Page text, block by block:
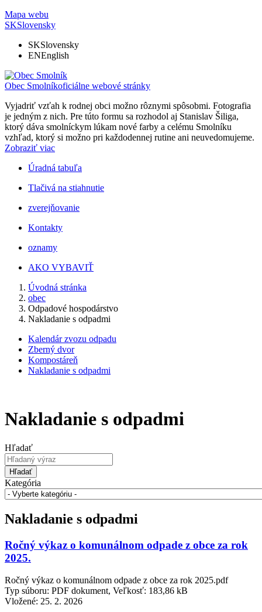
Mapa webu
SKSlovensky
SKSlovensky
ENEnglish
Obec Smolníkoficiálne webové stránky
Vyjadriť vzťah k rodnej obci možno rôznymi spôsobmi. Fotografia
je jedným z nich. Pre túto formu sa rozhodol aj Stanislav Šiliga,
ktorý dáva smolníckym lúkam nové farby a celému Smolníku
vzhľad, ktorý si možno pri každodennej rutine ani neuvedomujeme.
Zobraziť viac
Úradná tabuľa
Tlačivá na stiahnutie
zverejňovanie
Kontakty
oznamy
AKO VYBAVIŤ
Úvodná stránka
obec
Odpadové hospodárstvo
Nakladanie s odpadmi
Kalendár zvozu odpadu
Zberný dvor
Kompostáreň
Nakladanie s odpadmi
Nakladanie s odpadmi
Hľadať
Hľadať
Kategória
Nakladanie s odpadmi
Ročný výkaz o komunálnom odpade z obce za rok
2025.
Ročný výkaz o komunálnom odpade z obce za rok 2025.pdf
Typ súboru: PDF dokument, Veľkosť: 183,86 kB
Vložené: 25. 2. 2026